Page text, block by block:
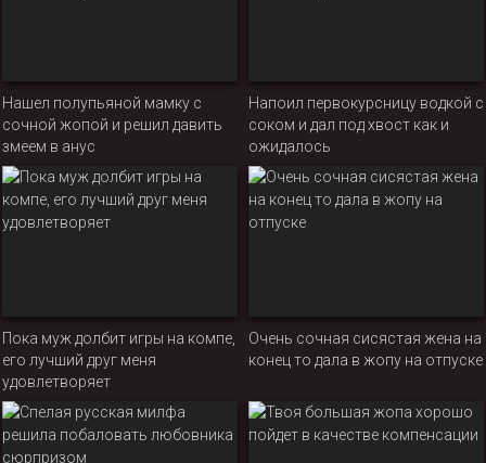
Нашел полупьяной мамку с
сочной жопой и решил давить
змеем в анус
Напоил первокурсницу водкой с
соком и дал под хвост как и
ожидалось
Пока муж долбит игры на компе,
его лучший друг меня
удовлетворяет
Очень сочная сисястая жена на
конец то дала в жопу на отпуске